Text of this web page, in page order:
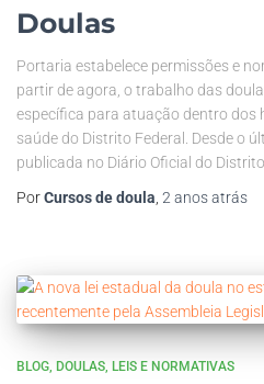
Doulas
Portaria estabelece permissões e
partir de agora, o trabalho das
específica para atuação dentro dos
saúde do Distrito Federal. Desde o
publicada no Diário Oficial do
PorCursos de doula, 2 anosatrás
BLOG DOULAS LEIS E NORMATIVAS